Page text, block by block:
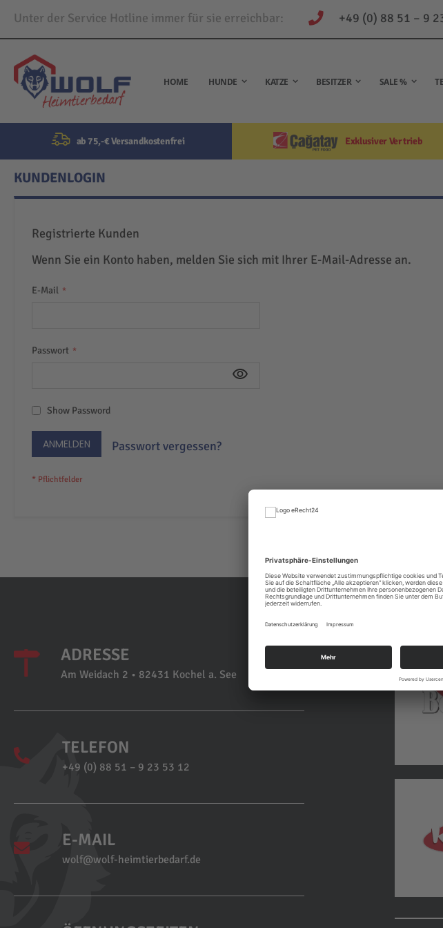
Unter der Service Hotline immer für sie erreichbar: +49 (0) 88 51 – 9
Direkt
zum
Inhalt
HOME HUNDE KATZE BESITZER SALE %
ab 75,-€ Versandkostenfrei Exklusiver Vertrieb
KUNDENLOGIN
Registrierte Kunden
Wenn Sie ein Konto haben, melden Sie sich mit Ihrer E-Mail-Adresse an.
E-Mail
Passwort
Show Password
ANMELDEN Passwort vergessen?
ADRESSE
Am Weidach 2 • 82431 Kochel a. See
TELEFON
+49 (0) 88 51 – 9 23 53 12
E-MAIL
wolf@wolf-heimtierbedarf.de